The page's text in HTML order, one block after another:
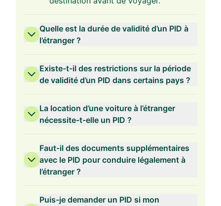
Quelle est la durée de validité d’un PID à
l’étranger ?
Existe-t-il des restrictions sur la période
de validité d’un PID dans certains pays ?
La location d’une voiture à l’étranger
nécessite-t-elle un PID ?
Faut-il des documents supplémentaires
avec le PID pour conduire légalement à
l’étranger ?
Puis-je demander un PID si mon